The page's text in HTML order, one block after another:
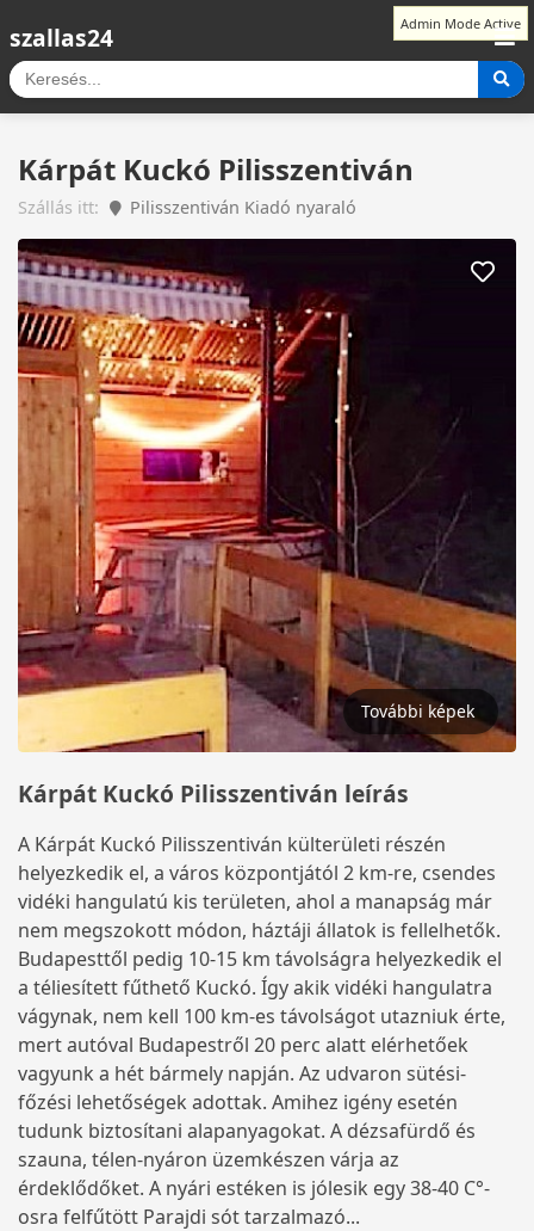
szallas24
Kárpát Kuckó Pilisszentiván
Szállás itt: Pilisszentiván Kiadó nyaraló
További képek
Kárpát Kuckó Pilisszentiván leírás
A Kárpát Kuckó Pilisszentiván külterületi részén
helyezkedik el, a város központjától 2 km-re, csendes
vidéki hangulatú kis területen, ahol a manapság már
nem megszokott módon, háztáji állatok is fellelhetők.
Budapesttől pedig 10-15 km távolságra helyezkedik el
a téliesített fűthető Kuckó. Így akik vidéki hangulatra
vágynak, nem kell 100 km-es távolságot utazniuk érte,
mert autóval Budapestről 20 perc alatt elérhetőek
vagyunk a hét bármely napján. Az udvaron sütési-
főzési lehetőségek adottak. Amihez igény esetén
tudunk biztosítani alapanyagokat. A dézsafürdő és
szauna, télen-nyáron üzemkészen várja az
érdeklődőket. A nyári estéken is jólesik egy 38-40 C°-
osra felfűtött Parajdi sót tarzalmazó...
Admin Mode Active